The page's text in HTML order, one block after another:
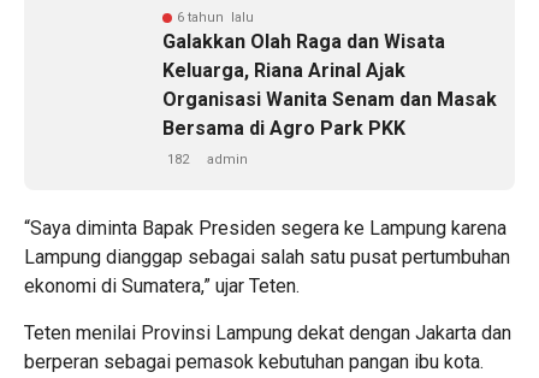
6 tahun lalu
Galakkan Olah Raga dan Wisata
Keluarga, Riana Arinal Ajak
Organisasi Wanita Senam dan Masak
Bersama di Agro Park PKK
182 admin
“Saya diminta Bapak Presiden segera ke Lampung karena
Lampung dianggap sebagai salah satu pusat pertumbuhan
ekonomi di Sumatera,” ujar Teten.
Teten menilai Provinsi Lampung dekat dengan Jakarta dan
berperan sebagai pemasok kebutuhan pangan ibu kota.